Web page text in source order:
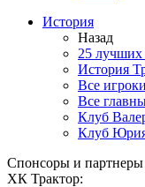
История
Назад
25 лучших
История
Все игроки
Все
Клуб
Клуб
Спонсоры и партнеры
ХК Трактор: